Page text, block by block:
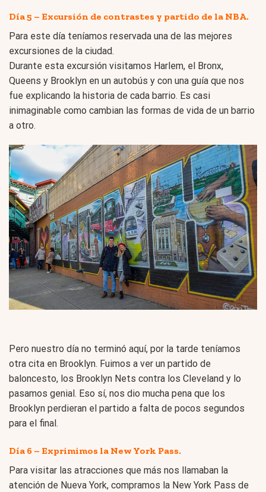
Día 5 – Excursión de contrastes y partido de la NBA.
Para este día teníamos reservada una de las mejores
excursiones de la ciudad.
Durante esta excursión visitamos Harlem, el Bronx,
Queens y Brooklyn en un autobús y con una guía que nos
fue explicando la historia de cada barrio. Es casi
inimaginable como cambian las formas de vida de un barrio
a otro.
Pero nuestro día no terminó aquí, por la tarde teníamos
otra cita en Brooklyn. Fuimos a ver un partido de
baloncesto, los Brooklyn Nets contra los Cleveland y lo
pasamos genial. Eso sí, nos dio mucha pena que los
Brooklyn perdieran el partido a falta de pocos segundos
para el final.
Día 6 – Exprimimos la New York Pass.
Para visitar las atracciones que más nos llamaban la
atención de Nueva York, compramos la New York Pass de